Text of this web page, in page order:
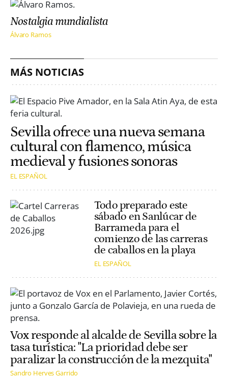
Nostalgia mundialista
Álvaro Ramos
MÁS NOTICIAS
Sevilla ofrece una nueva semana
cultural con flamenco, música
medieval y fusiones sonoras
EL ESPAÑOL
Todo preparado este
sábado en Sanlúcar de
Barrameda para el
comienzo de las carreras
de caballos en la playa
EL ESPAÑOL
Vox responde al alcalde de Sevilla sobre la
tasa turística: "La prioridad debe ser
paralizar la construcción de la mezquita"
Sandro Herves Garrido